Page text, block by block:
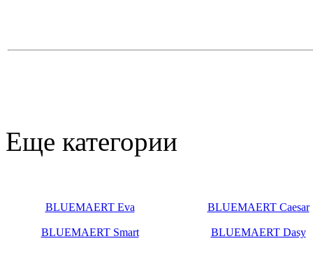
Еще категории
BLUEMAERT Eva BLUEMAERT Caesar
BLUEMAERT Smart BLUEMAERT Dasy